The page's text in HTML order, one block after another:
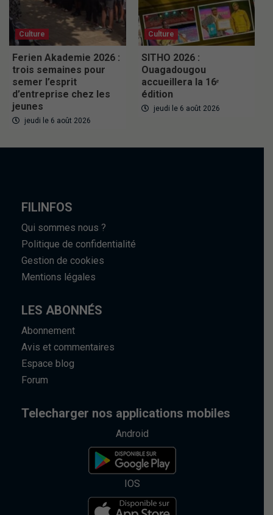
Culture
Ferien Akademie 2026 :
trois semaines pour
semer l’esprit
d’entreprise chez les
jeunes
jeudi le 6 août 2026
Culture
SITHO 2026 :
Ouagadougou
accueillera la 16ᵉ
édition
jeudi le 6 août 2026
FILINFOS
Qui sommes nous ?
Politique de confidentialité
Gestion de cookies
Mentions légales
LES ABONNÉS
Abonnement
Avis et commentaires
Espace blog
Forum
Telecharger nos applications mobiles
Android
IOS